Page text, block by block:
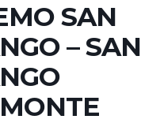
SAN
– SAN